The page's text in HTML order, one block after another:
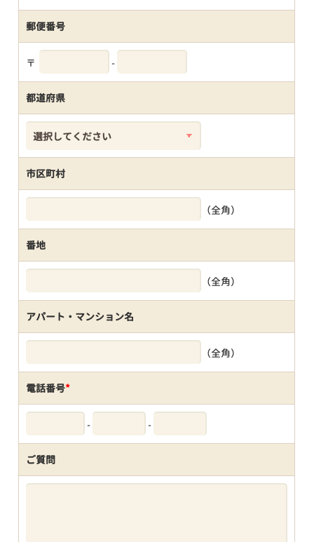
郵便番号
〒 -
都道府県
市区町村
（全角）
番地
（全角）
アパート・マンション名
（全角）
電話番号*
- -
ご質問